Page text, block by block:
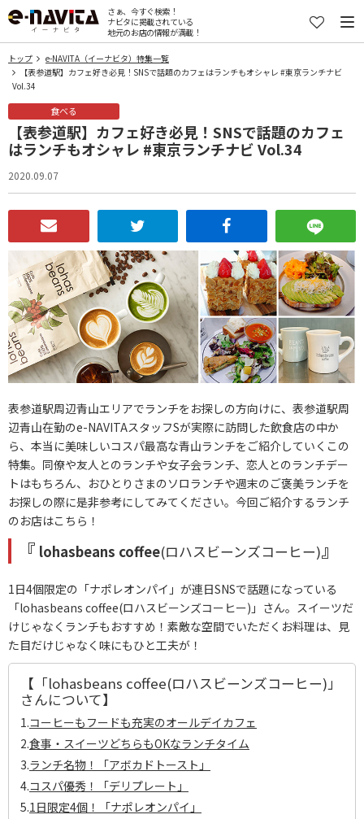
さぁ、今すぐ検索！
ナビタに掲載されている
地元のお店の情報が満載！
トップ
e-NAVITA（イーナビタ）特集一覧
【表参道駅】カフェ好き必見！SNSで話題のカフェはランチもオシャレ #東京ランチナビ
Vol.34
食べる
【表参道駅】カフェ好き必見！SNSで話題のカフェ
はランチもオシャレ #東京ランチナビ Vol.34
2020.09.07
表参道駅周辺青山エリアでランチをお探しの方向けに、表参道駅周
辺青山在勤のe-NAVITAスタッフSが実際に訪問した飲食店の中か
ら、本当に美味しいコスパ最高な青山ランチをご紹介していくこの
特集。同僚や友人とのランチや女子会ランチ、恋人とのランチデー
トはもちろん、おひとりさまのソロランチや週末のご褒美ランチを
お探しの際に是非参考にしてみてください。今回ご紹介するランチ
のお店はこちら！
『 lohasbeans coffee(ロハスビーンズコーヒー)』
1日4個限定の「ナポレオンパイ」が連日SNSで話題になっている
「lohasbeans coffee(ロハスビーンズコーヒー)」さん。スイーツだ
けじゃなくランチもおすすめ！素敵な空間でいただくお料理は、見
た目だけじゃなく味にもひと工夫が！
【「lohasbeans coffee(ロハスビーンズコーヒー)」
さんについて】
1.コーヒーもフードも充実のオールデイカフェ
2.食事・スイーツどちらもOKなランチタイム
3.ランチ名物！「アボカドトースト」
4.コスパ優秀！「デリプレート」
5.1日限定4個！「ナポレオンパイ」